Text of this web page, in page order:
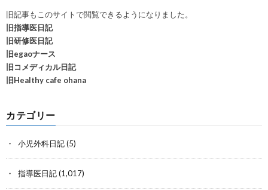
旧記事もこのサイトで閲覧できるようになりました。
旧指導医日記
旧研修医日記
旧egaoナース
旧コメディカル日記
旧Healthy cafe ohana
カテゴリー
小児外科日記(5)
指導医日記(1,017)